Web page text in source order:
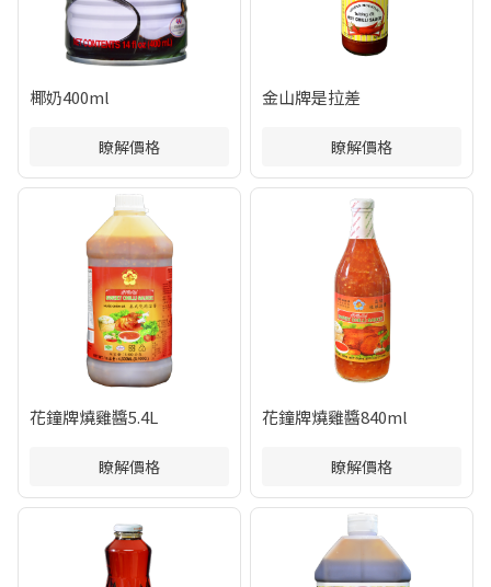
椰奶400ml
瞭解價格
金山牌是拉差
瞭解價格
花鐘牌燒雞醬5.4L
瞭解價格
花鐘牌燒雞醬840ml
瞭解價格